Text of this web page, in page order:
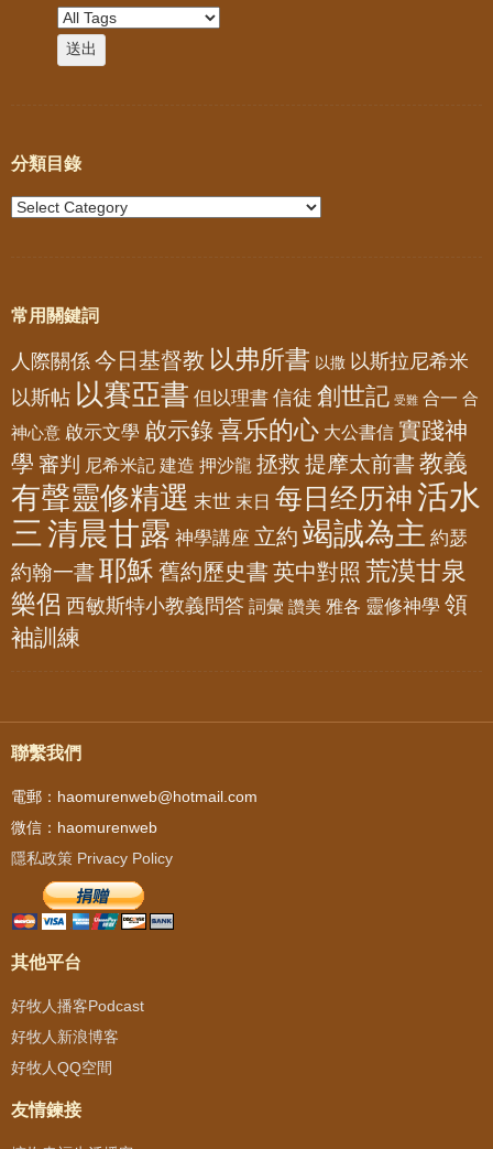
分類目錄
常用關鍵詞
人際關係 今日基督教 以弗所書 以撒 以斯拉尼希米
以斯帖 以賽亞書 但以理書 信徒 創世記 受難 合一 合
神心意 啟示文學 啟示錄喜乐的心 大公書信 實踐神
學 審判 尼希米記 建造 押沙龍 拯救 提摩太前書 教義
有聲靈修精選 末世 末日 每日经历神活水
三 清晨甘露 神學講座 立約 竭誠為主 約瑟
約翰一書耶穌 舊約歷史書 英中對照 荒漠甘泉
樂侶 西敏斯特小教義問答 詞彙 讚美 雅各 靈修神學 領
袖訓練
聯繫我們
電郵：haomurenweb@hotmail.com
微信：haomurenweb
隱私政策 Privacy Policy
其他平台
好牧人播客Podcast
好牧人新浪博客
好牧人QQ空間
友情鍊接